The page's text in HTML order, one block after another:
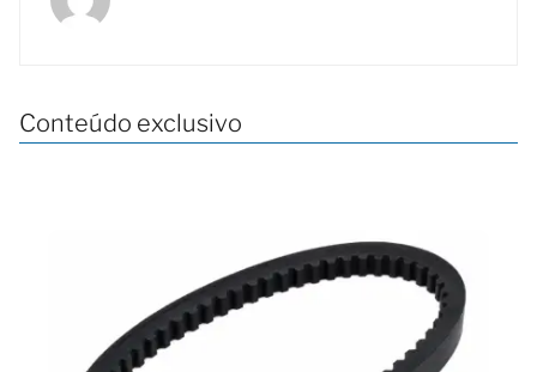
Conteúdo exclusivo